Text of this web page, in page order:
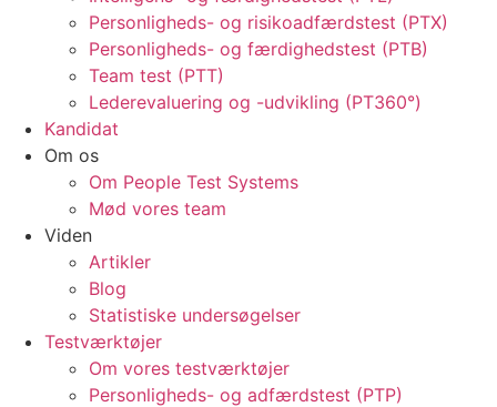
Personligheds- og risikoadfærdstest (PTX)
Personligheds- og færdighedstest (PTB)
Team test (PTT)
Lederevaluering og -udvikling (PT360°)
Kandidat
Om os
Om People Test Systems
Mød vores team
Viden
Artikler
Blog
Statistiske undersøgelser
Testværktøjer
Om vores testværktøjer
Personligheds- og adfærdstest (PTP)